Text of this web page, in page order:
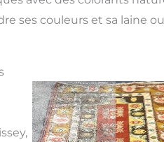
ses couleurs et sa laine